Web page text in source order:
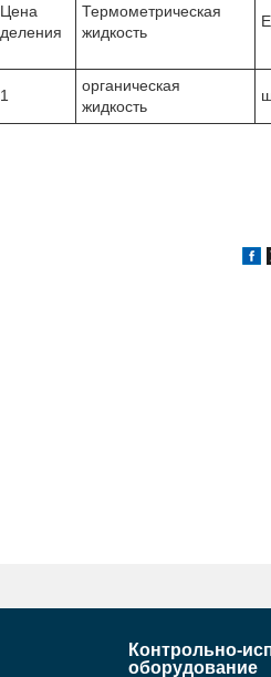
Цена
деления
Термометрическая
жидкость
1
органическая
жидкость
Контрольно-
оборудование